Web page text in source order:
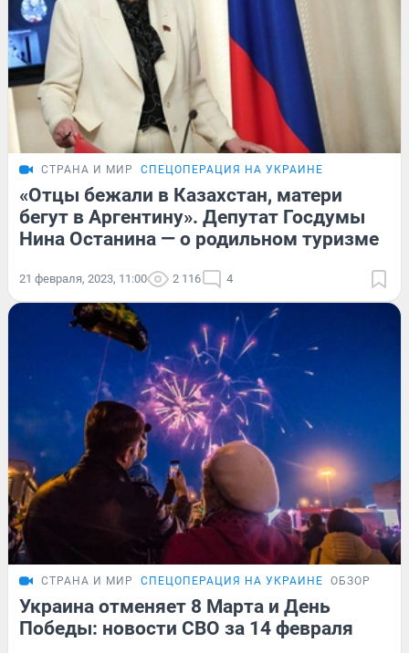
СТРАНА И МИР СПЕЦОПЕРАЦИЯ НА УКРАИНЕ
«Отцы бежали в Казахстан, матери
бегут в Аргентину». Депутат Госдумы
Нина Останина — о родильном туризме
21 февраля, 2023, 11:00 2 116 4
СТРАНА И МИР СПЕЦОПЕРАЦИЯ НА УКРАИНЕ ОБЗОР
Украина отменяет 8 Марта и День
Победы: новости СВО за 14 февраля